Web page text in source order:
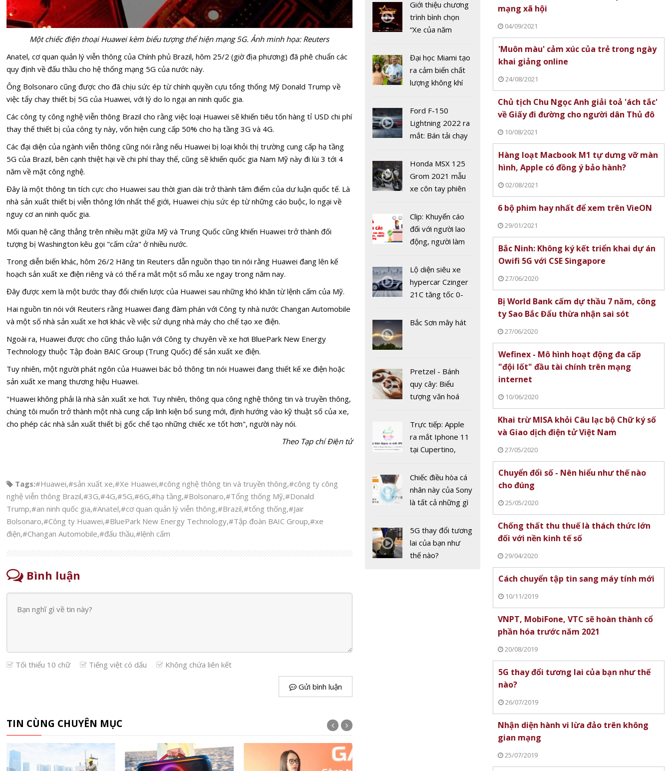
Một chiếc điện thoại Huawei kèm biểu tượng thể hiện mạng 5G. Ảnh minh họa: Reuters
Anatel, cơ quan quản lý viễn thông của Chính phủ Brazil, hôm 25/2 (giờ địa phương) đã phê chuẩn các
quy định về đấu thầu cho hệ thống mạng 5G của nước này.
Ông Bolsonaro cũng được cho đã chịu sức ép từ chính quyền cựu tổng thống Mỹ Donald Trump về
việc tẩy chay thiết bị 5G của Huawei, với lý do lo ngại an ninh quốc gia.
Các công ty công nghệ viễn thông Brazil cho rằng việc loại Huawei sẽ khiến tiêu tốn hàng tỉ USD chi phí
thay thế thiết bị của công ty này, vốn hiện cung cấp 50% cho hạ tầng 3G và 4G.
Các đại diện của ngành viễn thông cũng nói rằng nếu Huawei bị loại khỏi thị trường cung cấp hạ tầng
5G của Brazil, bên cạnh thiệt hại về chi phí thay thế, cũng sẽ khiến quốc gia Nam Mỹ này đi lùi 3 tới 4
năm về mặt công nghệ.
Đây là một thông tin tích cực cho Huawei sau thời gian dài trở thành tâm điểm của dư luận quốc tế. Là
nhà sản xuất thiết bị viễn thông lớn nhất thế giới, Huawei chịu sức ép từ những cáo buộc, lo ngại về
nguy cơ an ninh quốc gia.
Mối quan hệ căng thẳng trên nhiều mặt giữa Mỹ và Trung Quốc cũng khiến Huawei trở thành đối
tượng bị Washington kêu gọi "cấm cửa" ở nhiều nước.
Trong diễn biến khác, hôm 26/2 Hãng tin Reuters dẫn nguồn thạo tin nói rằng Huawei đang lên kế
hoạch sản xuất xe điện riêng và có thể ra mắt một số mẫu xe ngay trong năm nay.
Đây được xem là một bước thay đổi chiến lược của Huawei sau những khó khăn từ lệnh cấm của Mỹ.
Hai nguồn tin nói với Reuters rằng Huawei đang đàm phán với Công ty nhà nước Changan Automobile
và một số nhà sản xuất xe hơi khác về việc sử dụng nhà máy cho chế tạo xe điện.
Ngoài ra, Huawei được cho cũng thảo luận với Công ty chuyên về xe hơi BluePark New Energy
Technology thuộc Tập đoàn BAIC Group (Trung Quốc) để sản xuất xe điện.
Tuy nhiên, một người phát ngôn của Huawei bác bỏ thông tin nói Huawei đang thiết kế xe điện hoặc
sản xuất xe mang thương hiệu Huawei.
"Huawei không phải là nhà sản xuất xe hơi. Tuy nhiên, thông qua công nghệ thông tin và truyền thông,
chúng tôi muốn trở thành một nhà cung cấp linh kiện bổ sung mới, định hướng vào kỹ thuật số của xe,
cho phép các nhà sản xuất thiết bị gốc chế tạo những chiếc xe tốt hơn", người này nói.
Theo Tạp chí Điện tử
Tags:#Huawei,#sản xuất xe,#Xe Huawei,#công nghệ thông tin và truyền thông,#công ty công
nghệ viễn thông Brazil,#3G,#4G,#5G,#6G,#hạ tầng,#Bolsonaro,#Tổng thống Mỹ,#Donald
Trump,#an ninh quốc gia,#Anatel,#cơ quan quản lý viễn thông,#Brazil,#tổng thống,#Jair
Bolsonaro,#Công ty Huawei,#BluePark New Energy Technology,#Tập đoàn BAIC Group,#xe
điện,#Changan Automobile,#đấu thầu,#lệnh cấm
Bình luận
Tối thiểu 10 chữ Tiếng việt có dấu Không chứa liên kết
Gửi bình luận
TIN CÙNG CHUYÊN MỤC
Keysight
ấn tiên phong
trong kiểm thử
mạng 5G của thế
Giải pháp mới cho
hàng từ tổng đài
tự động tương
tác bằng giọng
5G mang lại giá trị
300 triệu USD mỗi
năm cho các nhà
Nâng cao chất
lượng thông tin di
động
Giới thiệu chương
trình bình chọn
“Xe của năm
Đại học Miami tạo
ra cảm biến chất
lượng không khí
19
Ford F-150
Lightning 2022 ra
mắt: Bán tải chạy
chưa đến 40 nghìn
USD
Honda MSX 125
Grom 2021 mẫu
xe côn tay phiên
Clip: Khuyến cáo
đối với người lao
động, người làm
hàng tại khu dịch
vụ trong dịch
Covid-19
Lộ diện siêu xe
hypercar Czinger
21C tăng tốc 0-
2 giây
Bắc Sơn mây hát
Pretzel - Bánh
quy cây: Biểu
tượng văn hoá
tranh cãi về nguồn
gốc
Trực tiếp: Apple
ra mắt Iphone 11
tại Cupertino,
Chiếc điều hòa cá
nhân này của Sony
là tất cả những gì
sót qua mùa hè
nóng nực
5G thay đổi tương
lai của bạn như
thế nào?
mạng xã hội
04/09/2021
'Muôn màu' cảm xúc của trẻ trong ngày
khai giảng online
24/08/2021
Chủ tịch Chu Ngọc Anh giải toả 'ách tắc'
về Giấy đi đường cho người dân Thủ đô
10/08/2021
Hàng loạt Macbook M1 tự dưng vỡ màn
hình, Apple có đồng ý bảo hành?
02/08/2021
6 bộ phim hay nhất để xem trên VieON
29/01/2021
Bắc Ninh: Không ký kết triển khai dự án
Owifi 5G với CSE Singapore
27/06/2020
Bị World Bank cấm dự thầu 7 năm, công
ty Sao Bắc Đẩu thừa nhận sai sót
27/06/2020
Wefinex - Mô hình hoạt động đa cấp
"đội lốt" đầu tài chính trên mạng
internet
10/06/2020
Khai trừ MISA khỏi Câu lạc bộ Chữ ký số
và Giao dịch điện tử Việt Nam
27/05/2020
Chuyển đổi số - Nên hiểu như thế nào
cho đúng
25/05/2020
Chống thất thu thuế là thách thức lớn
đối với nền kinh tế số
29/04/2020
Cách chuyển tập tin sang máy tính mới
10/11/2019
VNPT, MobiFone, VTC sẽ hoàn thành cổ
phần hóa trước năm 2021
20/08/2019
5G thay đổi tương lai của bạn như thế
nào?
26/07/2019
Nhận diện hành vi lừa đảo trên không
gian mạng
25/07/2019